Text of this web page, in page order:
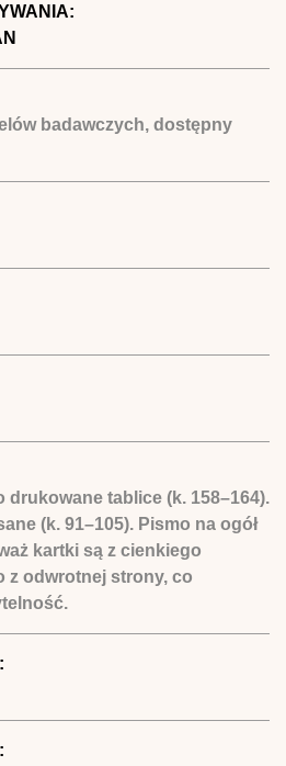
badawczych, dostępny
drukowane tablice (k. 158–164).
(k. 91–105). Pismo na ogół
kartki są z cienkiego
z odwrotnej strony, co